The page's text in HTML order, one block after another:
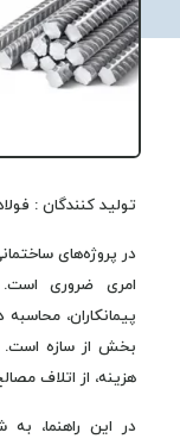
تولید کنندگان :
در پروژه‌های
امری ضروری
پیمانکاران،
بخش از سازه است.
هزینه، از اتلاف
در این راهنما،